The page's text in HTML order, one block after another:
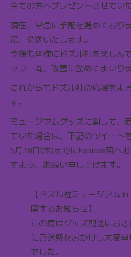
全ての方へプレゼントさせてい
現在、早急に手配を進めており
第、発送いたします。
今後も皆様にドズル社を楽しん
ッフ一同、改善に勤めてまいりま
これからもドズル社の応援をよ
す。
ミュージアムグッズに関して、
ていた場合は、下記のツイート
5月18日(木)までにFanicon宛へ
すよう、お願い申し上げます。
【ドズル社ミュージアム
関するお知らせ】
この度はグッズ配送にお
にご迷惑をおかけし大変
でした。